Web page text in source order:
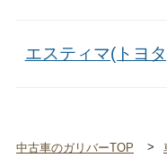
エスティマ(トヨ
中古車のガリバーTOP